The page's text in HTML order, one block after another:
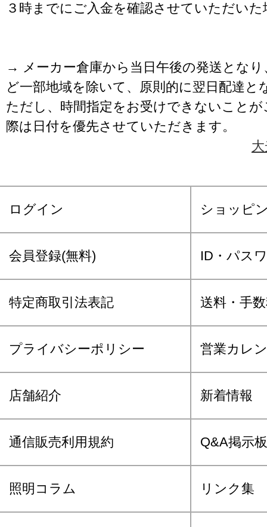
３時までにご入金を確認させていただいた
→ メーカー倉庫から当日午後の発送となり
ど一部地域を除いて、原則的に翌日配達と
ただし、時間指定をお受けできないこと
際は日付を優先させていただきます。
ログイン ショッピ
会員登録(無料) ID・パス
特定商取引法表記 送料・手
プライバシーポリシー 営業カレ
店舗紹介 新着情報
通信販売利用規約 Q&A掲示板
照明コラム リンク集